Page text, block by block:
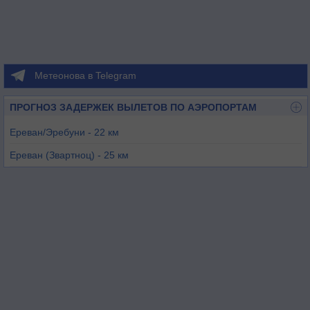
Метеонова в Telegram
ПРОГНОЗ ЗАДЕРЖЕК ВЫЛЕТОВ ПО АЭРОПОРТАМ
Ереван/Эребуни - 22 км
Ереван (Звартноц) - 25 км